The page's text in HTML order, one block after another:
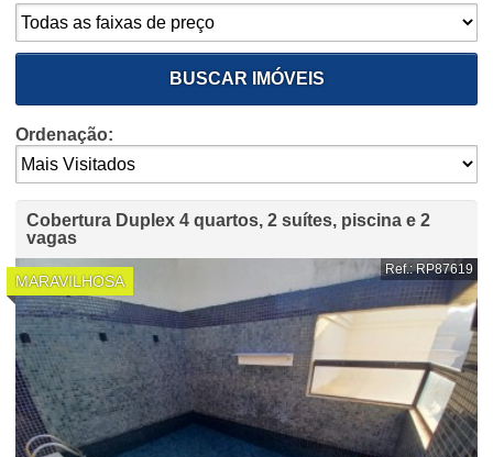
Faixa de preço:
BUSCAR IMÓVEIS
Ordenação:
Cobertura Duplex 4 quartos, 2 suítes, piscina e 2
vagas
MARAVILHOSA
Ref.: RP87619